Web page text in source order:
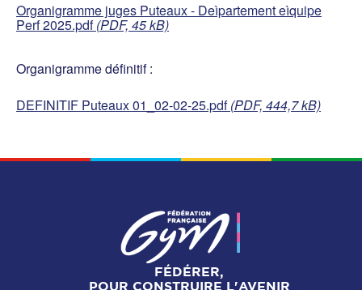
Organigramme juges Puteaux - Deìpartement eìquipe
Perf 2025.pdf(PDF, 45 kB)
Organigramme définitif :
DEFINITIF Puteaux 01_02-02-25.pdf(PDF, 444,7 kB)
FÉDÉRER,
POUR CONSTRUIRE L'AVENIR